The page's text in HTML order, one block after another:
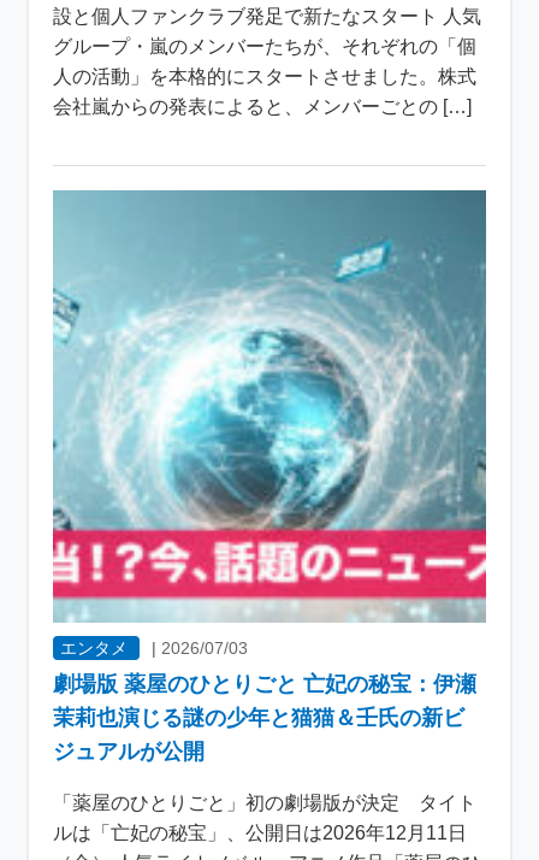
設と個人ファンクラブ発足で新たなスタート 人気
グループ・嵐のメンバーたちが、それぞれの「個
人の活動」を本格的にスタートさせました。株式
会社嵐からの発表によると、メンバーごとの […]
エンタメ | 2026/07/03
劇場版 薬屋のひとりごと 亡妃の秘宝：伊瀬
茉莉也演じる謎の少年と猫猫＆壬氏の新ビ
ジュアルが公開
「薬屋のひとりごと」初の劇場版が決定 タイト
ルは「亡妃の秘宝」、公開日は2026年12月11日